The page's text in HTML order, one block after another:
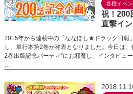
各種イベ
祝！200
直撃イ
2015年から連載中の「ななほし★ドラッグ日報
し、単行本第2巻が発表となりました。今日は
2巻出版記念パーティ”にお邪魔し、インタビュ
…